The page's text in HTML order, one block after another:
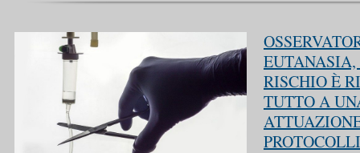
RISCHIO È
TUTTO A
PROTOCOLLI